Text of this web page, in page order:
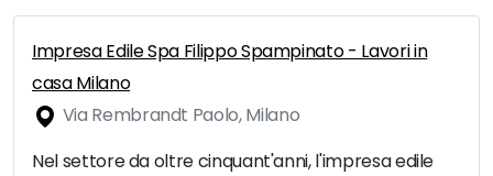
Impresa Edile Spa Filippo Spampinato - Lavori in
casa Milano
Via Rembrandt Paolo, Milano
Nel settore da oltre cinquant'anni, l'impresa edile